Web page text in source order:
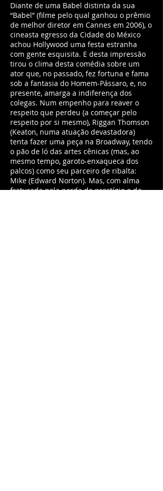
Diante de uma Babel distinta da sua
“Babel” (filme pelo qual ganhou o prêmio
de melhor diretor em Cannes em 2006), o
cineasta egresso da Cidade do México
achou Hollywood uma festa estranha
com gente esquisita. E desta impressão
tirou o clima desta comédia sobre um
ator que, no passado, fez fortuna e fama
sob a fantasia do Homem-Pássaro, e, no
presente, amarga a indiferença dos
colegas. Num empenho para reaver o
respeito que perdeu (a começar pelo
respeito por si mesmo), Riggan Thomson
(Keaton, numa atuação devastadora)
tenta fazer uma peça na Broadway, tendo
o pão de ló das artes cênicas (mas, ao
mesmo tempo, garoto-enxaqueca dos
palcos) como seu parceiro de ribalta:
Mike (Edward Norton). Mas, com alma
fraturada pela perda de prestígio e da